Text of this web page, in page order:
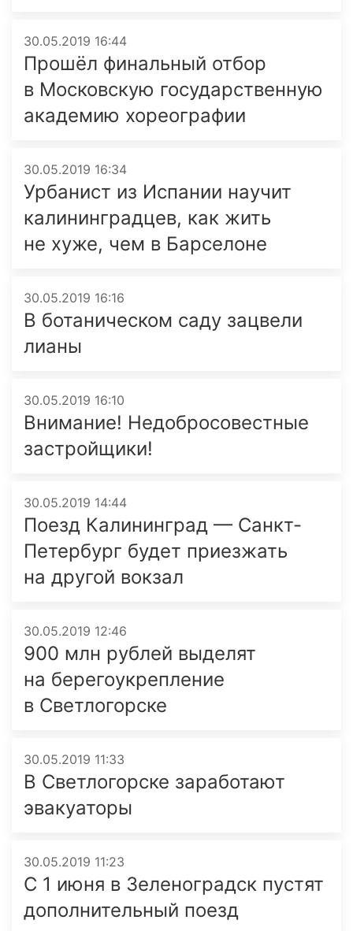
30.05.2019 16:44
Прошёл финальный отбор
в Московскую государственную
академию хореографии
30.05.2019 16:34
Урбанист из Испании научит
калининградцев, как жить
не хуже, чем в Барселоне
30.05.2019 16:16
В ботаническом саду зацвели
лианы
30.05.2019 16:10
Внимание! Недобросовест­ные
застройщики!
30.05.2019 14:44
Поезд Калининград — Санкт-
Петербург будет приезжать
на другой вокзал
30.05.2019 12:46
900 млн рублей выделят
на берегоукреп­ле­ние
в Светлогорске
30.05.2019 11:33
В Светлогорске заработают
эвакуаторы
30.05.2019 11:23
С 1 июня в Зеленоградск пустят
дополнительный поезд